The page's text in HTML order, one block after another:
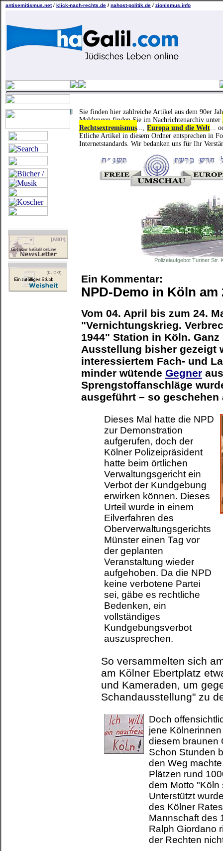
antisemitismus.net/ klick-nach-rechts.de / nahost-politik.de / zionismus.info
Sie finden hier zahlreiche Artikel aus dem 90er
Meldungen finden Sie im Nachrichtenarchiv unter
Rechtsextremismus..., Europa und die Welt...
Etliche Artikel in diesem Ordner entsprechen in
Internetstandards. Wir bedanken uns für Ihr
Polizeiaufgebot Turiner Str.
Ein Kommentar:
NPD-Demo in Köln am
Vom 04. April bis zum 24.
"Vernichtungskrieg.
1944" Station in Köln.
Ausstellung bisher gezeigt
interessiertem Fach- und
minder wütende Gegner
Sprengstoffanschläge
ausgeführt – so
Dieses Mal hatte die NPD
zur Demonstration
aufgerufen, doch der
Kölner Polizeipräsident
hatte beim örtlichen
Verwaltungsgericht ein
Verbot der Kundgebung
erwirken können. Dieses
Urteil wurde in einem
Eilverfahren des
Oberverwaltungsgerichts
Münster einen Tag vor
der geplanten
Veranstaltung wieder
aufgehoben. Da die NPD
keine verbotene Partei
sei, gäbe es rechtliche
Bedenken, ein
vollständiges
Kundgebungsverbot
auszusprechen.
So versammelten sich
am Kölner Ebertplatz
und Kameraden, um
Schandausstellung" zu
Doch
jene
diesem braunen
Schon Stunden
den Weg
Plätzen rund
dem Motto "Köln
Unterstützt
des Kölner
Mannschaft des
Ralph Giordano
der Rechten